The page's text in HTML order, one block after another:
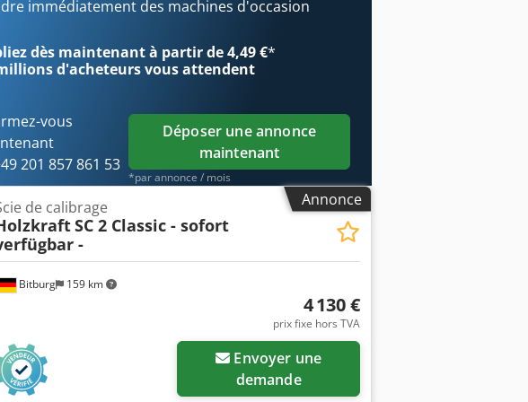
: jusqu'à 49 °, Vitesses : 4 200 tr/min, Puissance du
de pré-sciage : 0,5 ch / 0,37 kW, Hauteur de la table
/ 50 mm, Poids : 450 kg Grande hotte d'aspiration
immédiatement - Emplacement : Entrepôt 54634
-
immédiatement des machines d'occasion
dès maintenant à partir de 4,49 €*
d'acheteursvous attendent
vous
201 857 861 53
Déposer une annonce
maintenant
*par annonce / mois
Annonce
Bitburg 159 km
de calibrage
SC 2 Classic - sofort
-
4 130 €
prix fixe hors TVA
demande